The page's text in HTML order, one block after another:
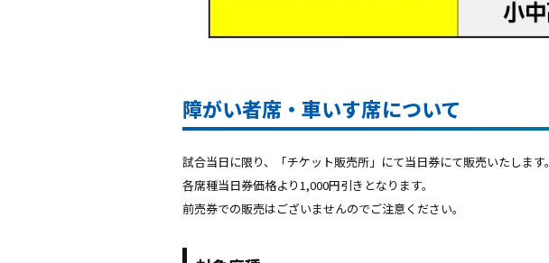
障がい者席・車いす席について
試合当日に限り、「チケット販売所」にて当日券にて販売いたします。
各席種当日券価格より1,000円引きとなります。
前売券での販売はございませんのでご注意ください。